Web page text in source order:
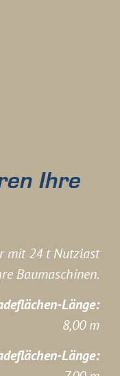
Ihre
mit 24 t Nutzlast
Baumaschinen.
Länge:
8,00 m
Länge: